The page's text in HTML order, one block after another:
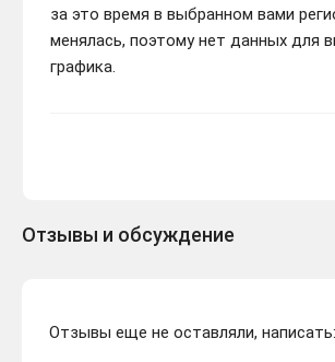
за это время в выбранном вами
менялась, поэтому нет данных для
графика.
Отзывы и обсуждение
Отзывы еще не оставляли, написать: